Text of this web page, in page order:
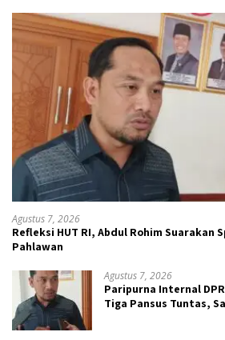
Agustus 7, 2026
Refleksi HUT RI, Abdul Rohim Suarakan
Pahlawan
Agustus 7, 2026
Paripurna Internal
Tiga Pansus Tuntas,